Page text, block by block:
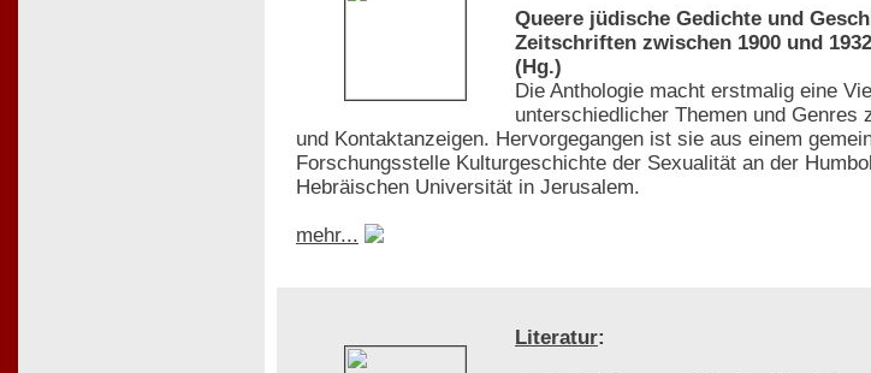
Queere jüdische Gedichte und
Zeitschriften zwischen 1900 und
(Hg.)
Die Anthologie macht erstmalig eine
unterschiedlicher Themen und Genres
und Kontaktanzeigen. Hervorgegangen ist sie aus einem
Forschungsstelle Kulturgeschichte der Sexualität an der
Hebräischen Universität in Jerusalem.
mehr...
Literatur: